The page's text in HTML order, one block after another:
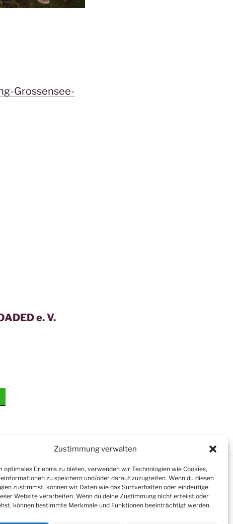
Zustimmung verwalten
optimales Erlebnis zu bieten, verwenden wir Technologien wie Cookies,
zu speichern und/oder darauf zuzugreifen. Wenn du diesen
zustimmst, können wir Daten wie das Surfverhalten oder eindeutige
Website verarbeiten. Wenn du deine Zustimmung nicht erteilst oder
können bestimmte Merkmale und Funktionen beeinträchtigt werden.
Grossensee-
e. V.